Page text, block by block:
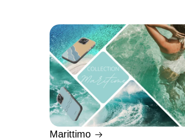
Marittimo